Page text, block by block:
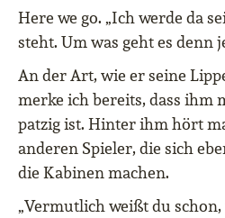
Here we go. „Ich werde da
steht. Um was geht es denn
An der Art, wie er seine
merke ich bereits, dass ihm
patzig ist. Hinter ihm hört
anderen Spieler, die sich
die Kabinen machen.
„Vermutlich weißt du